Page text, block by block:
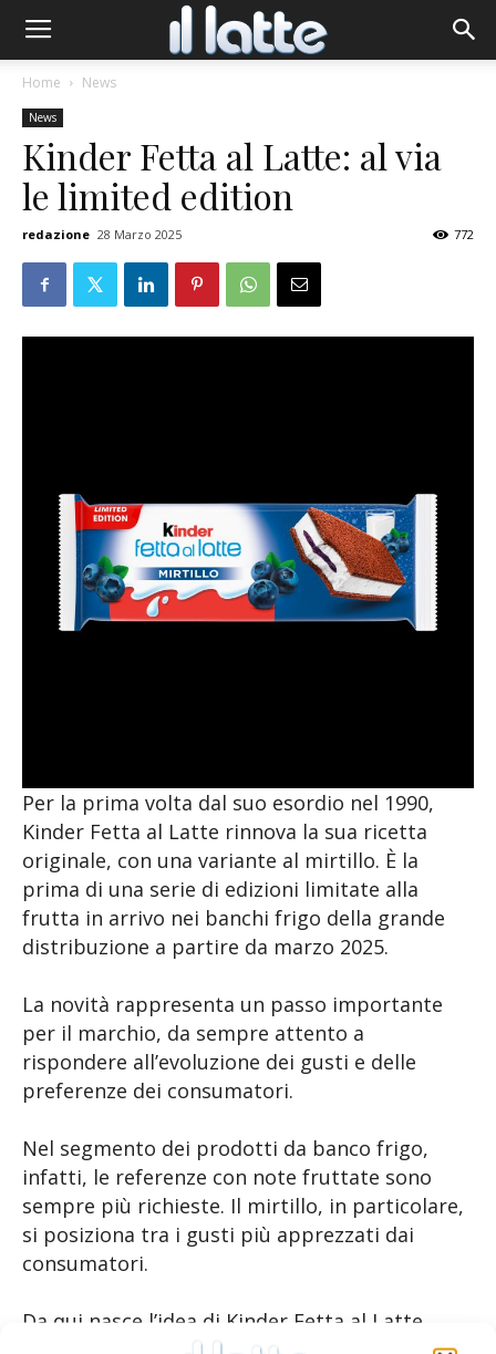
Home News
News
Kinder Fetta al Latte: al via
le limited edition
redazione 28 Marzo 2025 772
Per la prima volta dal suo esordio nel 1990,
Kinder Fetta al Latte rinnova la sua ricetta
originale, con una variante al mirtillo. È la
prima di una serie di edizioni limitate alla
frutta in arrivo nei banchi frigo della grande
distribuzione a partire da marzo 2025.
La novità rappresenta un passo importante
per il marchio, da sempre attento a
rispondere all’evoluzione dei gusti e delle
preferenze dei consumatori.
Nel segmento dei prodotti da banco frigo,
infatti, le referenze con note fruttate sono
sempre più richieste. Il mirtillo, in particolare,
si posiziona tra i gusti più apprezzati dai
consumatori.
Da qui nasce l’idea di Kinder Fetta al Latte